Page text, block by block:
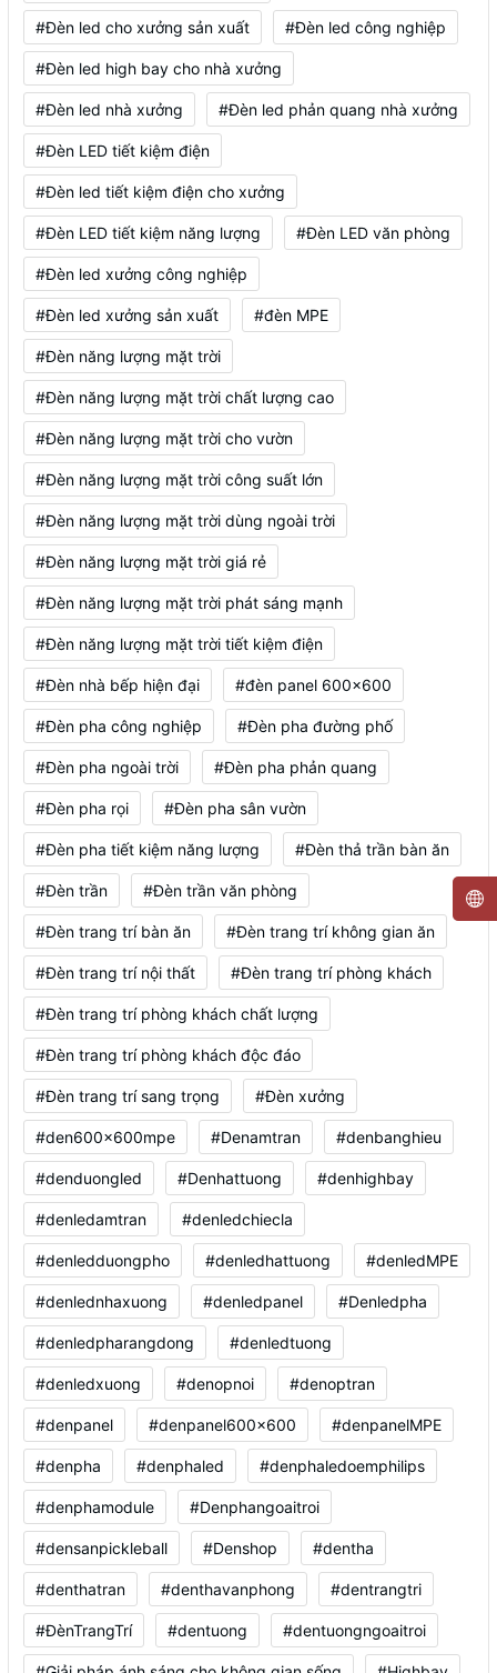
#Đèn led cho xưởng sản xuất #Đèn led công nghiệp
#Đèn led high bay cho nhà xưởng
#Đèn led nhà xưởng #Đèn led phản quang nhà xưởng
#Đèn LED tiết kiệm điện
#Đèn led tiết kiệm điện cho xưởng
#Đèn LED tiết kiệm năng lượng #Đèn LED văn phòng
#Đèn led xưởng công nghiệp
#Đèn led xưởng sản xuất #đèn MPE
#Đèn năng lượng mặt trời
#Đèn năng lượng mặt trời chất lượng cao
#Đèn năng lượng mặt trời cho vườn
#Đèn năng lượng mặt trời công suất lớn
#Đèn năng lượng mặt trời dùng ngoài trời
#Đèn năng lượng mặt trời giá rẻ
#Đèn năng lượng mặt trời phát sáng mạnh
#Đèn năng lượng mặt trời tiết kiệm điện
#Đèn nhà bếp hiện đại #đèn panel 600x600
#Đèn pha công nghiệp #Đèn pha đường phố
#Đèn pha ngoài trời #Đèn pha phản quang
#Đèn pha rọi #Đèn pha sân vườn
#Đèn pha tiết kiệm năng lượng #Đèn thả trần bàn ăn
#Đèn trần #Đèn trần văn phòng
#Đèn trang trí bàn ăn #Đèn trang trí không gian ăn
#Đèn trang trí nội thất #Đèn trang trí phòng khách
#Đèn trang trí phòng khách chất lượng
#Đèn trang trí phòng khách độc đáo
#Đèn trang trí sang trọng #Đèn xưởng
#den600x600mpe #Denamtran #denbanghieu
#denduongled #Denhattuong #denhighbay
#denledamtran #denledchiecla
#denledduongpho #denledhattuong #denledMPE
#denlednhaxuong #denledpanel #Denledpha
#denledpharangdong #denledtuong
#denledxuong #denopnoi #denoptran
#denpanel #denpanel600x600 #denpanelMPE
#denpha #denphaled #denphaledoemphilips
#denphamodule #Denphangoaitroi
#densanpickleball #Denshop #dentha
#denthatran #denthavanphong #dentrangtri
#ĐènTrangTrí #dentuong #dentuongngoaitroi